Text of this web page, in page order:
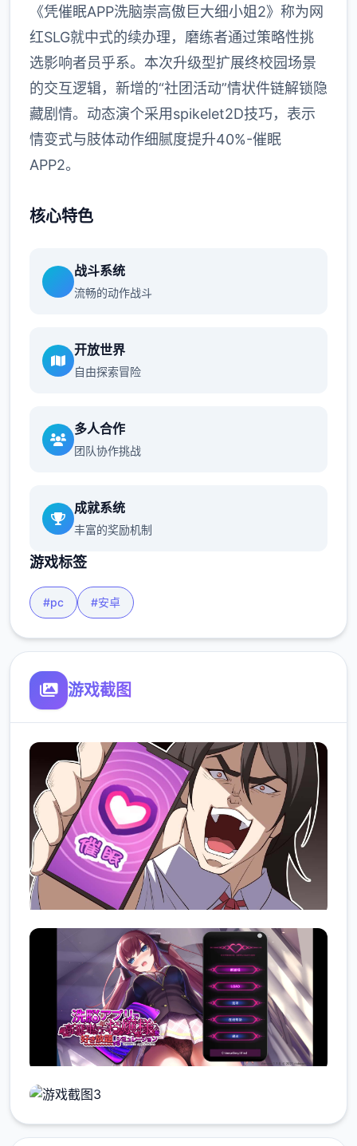
《凭催眠APP洗脑崇高傲巨大细小姐2》称为网
红SLG就中式的续办理，磨练者通过策略性挑
选影响者员乎系。本次升级型扩展终校园场景
的交互逻辑，新增的“社团活动”情状件链解锁隐
藏剧情。动态演个采用spikelet2D技巧，表示
情变式与肢体动作细腻度提升40%-催眠
APP2。
核心特色
战斗系统
流畅的动作战斗
开放世界
自由探索冒险
多人合作
团队协作挑战
成就系统
丰富的奖励机制
游戏标签
#pc #安卓
游戏截图